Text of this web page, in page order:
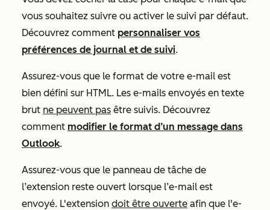
vous souhaitez suivre ou activer le suivi par défaut.
Découvrez comment personnaliser vos
préférences de journal et de suivi.
Assurez-vous que le format de votre e-mail est
bien défini sur HTML. Les e-mails envoyés en texte
brut ne peuvent pas être suivis. Découvrez
comment modifier le format d’un message dans
Outlook.
Assurez-vous que le panneau de tâche de
l’extension reste ouvert lorsque l’e-mail est
envoyé. L'extension doit être ouverte afin que l'e-